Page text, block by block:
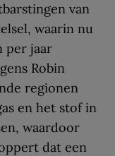
van
waarin nu
per jaar
Robin
regionen
en het stof in
waardoor
dat een